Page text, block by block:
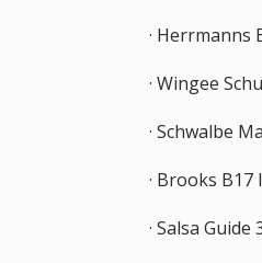
· Herrmanns
· Wingee
· Schwalbe
· Brooks B17
· Salsa